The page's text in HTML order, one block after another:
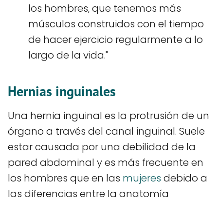
los hombres, que tenemos más
músculos construidos con el tiempo
de hacer ejercicio regularmente a lo
largo de la vida."
Hernias inguinales
Una hernia inguinal es la protrusión de un
órgano a través del canal inguinal. Suele
estar causada por una debilidad de la
pared abdominal y es más frecuente en
los hombres que en las mujeres debido a
las diferencias entre la anatomía